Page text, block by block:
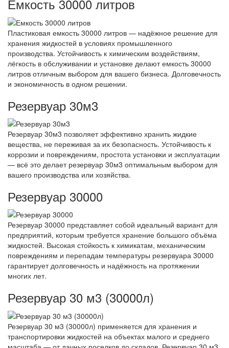
Емкость 30000 литров
Пластиковая емкость 30000 литров — надёжное решение для
хранения жидкостей в условиях промышленного
производства. Устойчивость к химическим воздействиям,
лёгкость в обслуживании и установке делают емкость 30000
литров отличным выбором для вашего бизнеса. Долговечность
и экономичность в одном решении.
Резервуар 30м3
Резервуар 30м3 позволяет эффективно хранить жидкие
вещества, не переживая за их безопасность. Устойчивость к
коррозии и повреждениям, простота установки и эксплуатации
— всё это делает резервуар 30м3 оптимальным выбором для
вашего производства или хозяйства.
Резервуар 30000
Резервуар 30000 представляет собой идеальный вариант для
предприятий, которым требуется хранение большого объёма
жидкостей. Высокая стойкость к химикатам, механическим
повреждениям и перепадам температуры резервуара 30000
гарантирует долговечность и надёжность на протяжении
многих лет.
Резервуар 30 м3 (30000л)
Резервуар 30 м3 (30000л) применяется для хранения и
транспортировки жидкостей на объектах малого и среднего